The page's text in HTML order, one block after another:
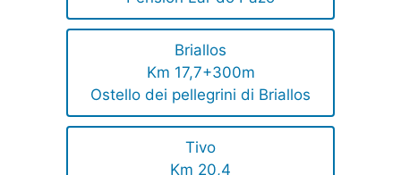
Briallos
Km 17,7+300m
Ostello dei pellegrini di Briallos
Tivo
Km 20,4